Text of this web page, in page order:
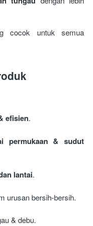
cocok untuk semua
efisien.
permukaan & sudut
lantai.
urusan bersih-bersih.
& debu.